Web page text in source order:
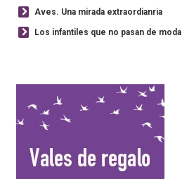
Aves. Una mirada extraordianria
Los infantiles que no pasan de moda